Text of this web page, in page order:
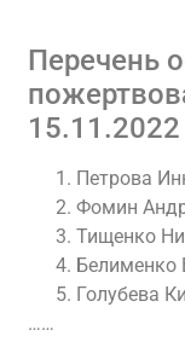
Перечень
15.11.2022
Петрова
Фомин
Тищенко
Белименко
Голубева
……